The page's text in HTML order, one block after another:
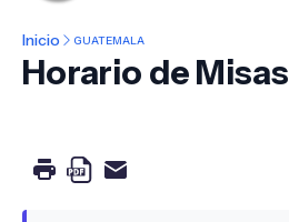
Inicio GUATEMALA
Horario de Misas